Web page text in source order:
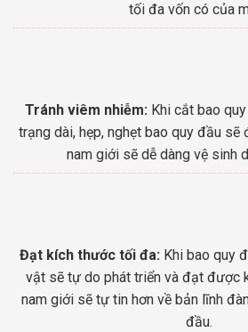
tối đa vốn có của
Tránh viêm nhiễm: Khi cắt bao
trạng dài, hẹp, nghẹt bao quy đầu
nam giới sẽ dễ dàng vệ sinh
Đạt kích thước tối đa: Khi bao quy
vật sẽ tự do phát triển và đạt được
nam giới sẽ tự tin hơn về bản lĩnh
đầu.